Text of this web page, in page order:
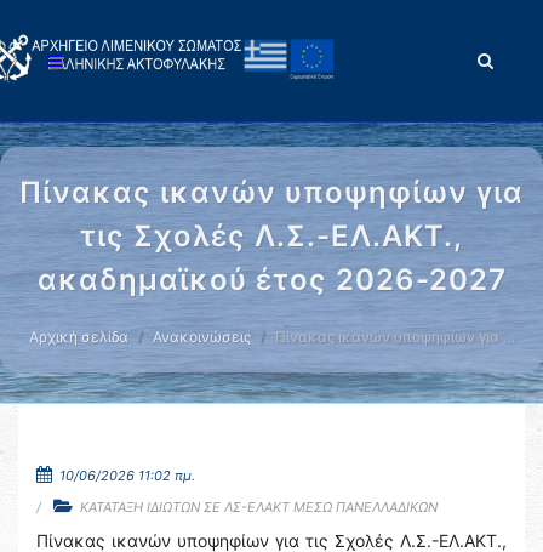
Πίνακας ικανών υποψηφίων για
τις Σχολές Λ.Σ.-ΕΛ.ΑΚΤ.,
ακαδημαϊκού έτος 2026-2027
Αρχική σελίδα Ανακοινώσεις Πίνακας ικανών υποψηφίων για …
10/06/2026 11:02 πμ.
ΚΑΤΑΤΑΞΗ ΙΔΙΩΤΩΝ ΣΕ ΛΣ-ΕΛΑΚΤ ΜΕΣΩ ΠΑΝΕΛΛΑΔΙΚΩΝ
Πίνακας ικανών υποψηφίων για τις Σχολές Λ.Σ.-ΕΛ.ΑΚΤ.,